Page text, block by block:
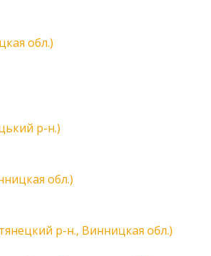
обл.)
р-н.)
обл.)
р-н., Винницкая обл.)